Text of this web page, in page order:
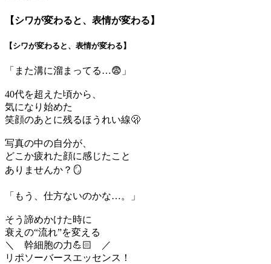
【シワが変わると、表情が変わる】
【シワが変わると、表情が変わる】
「また溝に溜まってる…😨」
40代を超えた頃から、
気になり始めた
笑顔のあとに残るほうれい線🫢
写真の中の自分が、
どこか疲れた顔に感じたこと
ありませんか？🪞
「もう、仕方ないのかな…。」
そう諦めかけた時に
衰えの“流れ”を変える
＼ 幹細胞の力💪🏻 ／
リポソーバースエッセンス！